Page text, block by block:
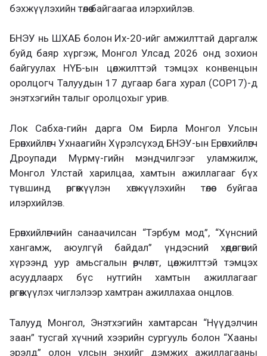
бэхжүүлэхийн төлөө байгаагаа илэрхийлэв.
БНЭУ нь ШХАБ болон Их-20-ийг амжилттай даргалж
буйд баяр хүргэж, Монгол Улсад 2026 онд зохион
байгуулах НҮБ-ын цөлжилттэй тэмцэх конвенцын
оролцогч Талуудын 17 дугаар бага хурал (COP17)-д
энэтхэгийн талыг оролцохыг урив.
Лок Сабха-гийн дарга Ом Бирла Монгол Улсын
Ерөнхийлөгч Ухнаагийн Хүрэлсүхэд БНЭУ-ын Ерөнхийлөгч
Дроупади Мүрмү-гийн мэндчилгээг уламжилж,
Монгол Улстай харилцаа, хамтын ажиллагааг бүх
түвшинд өргөжүүлэн хөгжүүлэхийн төлөө буйгаа
илэрхийлэв.
Ерөнхийлөгчийн санаачилсан “Тэрбум мод”, “Хүнсний
хангамж, аюулгүй байдал” үндэсний хөдөлгөөний
хүрээнд уур амьсгалын өөрчлөлт, цөлжилттэй тэмцэх
асуудлаарх бүс нутгийн хамтын ажиллагааг
өргөжүүлэх чиглэлээр хамтран ажиллахаа онцлов.
Талууд Монгол, Энэтхэгийн хамтарсан “Нүүдэлчин
заан” тусгай хүчний хээрийн сургууль болон “Хааны
эрэлд” олон улсын энхийг дэмжих ажиллагааны